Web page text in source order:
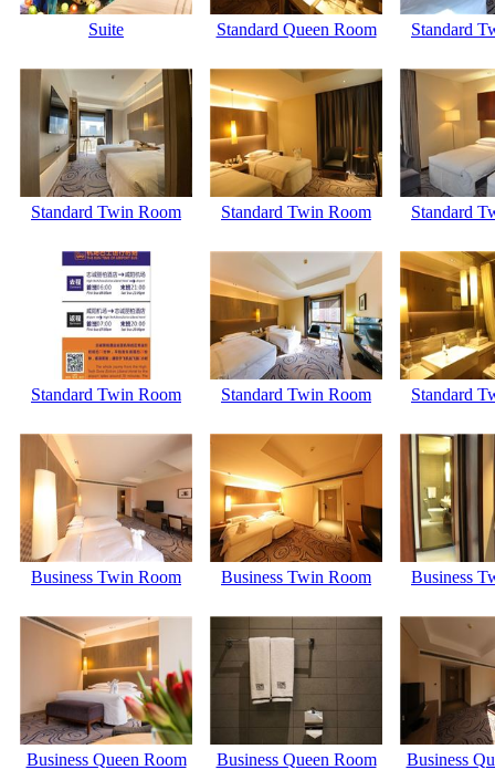
Suite Standard Queen Room Standard
Standard Twin Room Standard Twin Room Standard
Standard Twin Room Standard Twin Room Standard
Business Twin Room Business Twin Room Business
Business Queen Room Business Queen Room Business